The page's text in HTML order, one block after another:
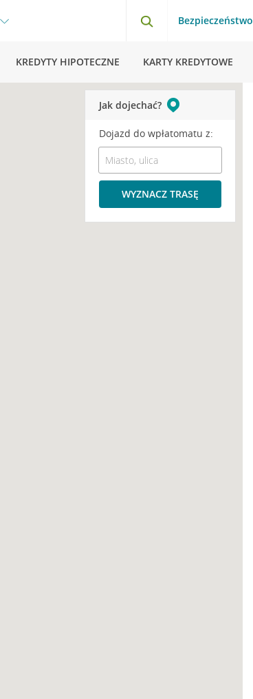
Bezpieczeństwo
KREDYTY HIPOTECZNE KARTY KREDYTOWE
Jak dojechać?
Dojazd do wpłatomatu z:
WYZNACZ TRASĘ